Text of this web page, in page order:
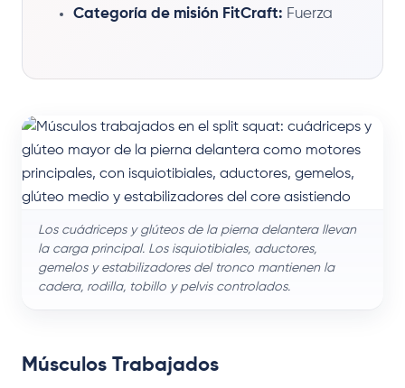
Categoría de misión FitCraft: Fuerza
Los cuádriceps y glúteos de la pierna delantera llevan
la carga principal. Los isquiotibiales, aductores,
gemelos y estabilizadores del tronco mantienen la
cadera, rodilla, tobillo y pelvis controlados.
Músculos Trabajados